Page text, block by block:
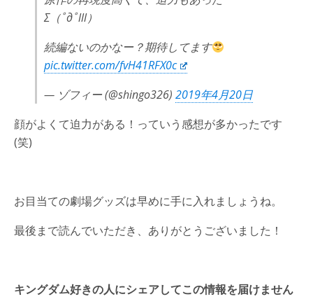
Σ（ﾟдﾟlll）
続編ないのかなー？期待してます
pic.twitter.com/fvH41RFX0c
— ゾフィー (@shingo326) 2019年4月20日
顔がよくて迫力がある！っていう感想が多かったです
(笑)
お目当ての劇場グッズは早めに手に入れましょうね。
最後まで読んでいただき、ありがとうございました！
キングダム好きの人にシェアしてこの情報を届けません